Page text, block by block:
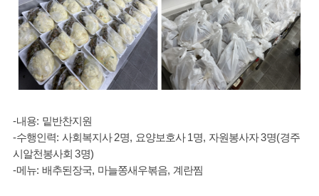
-내용: 밑반찬지원
-수행인력: 사회복지사2명, 요양보호사1명, 자원봉사자3명(경주
시알천봉사회 3명)
-메뉴: 배추된장국, 마늘쫑새우볶음, 계란찜